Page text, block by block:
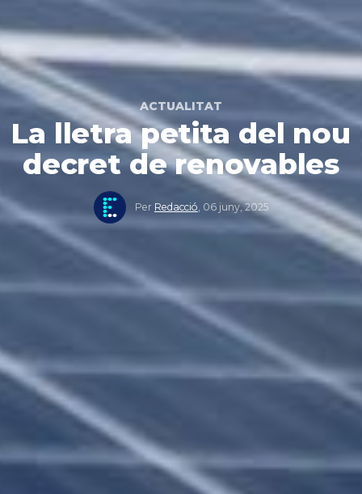
ACTUALITAT
La lletra petita del nou
decret de renovables
Per Redacció 06 juny, 2025